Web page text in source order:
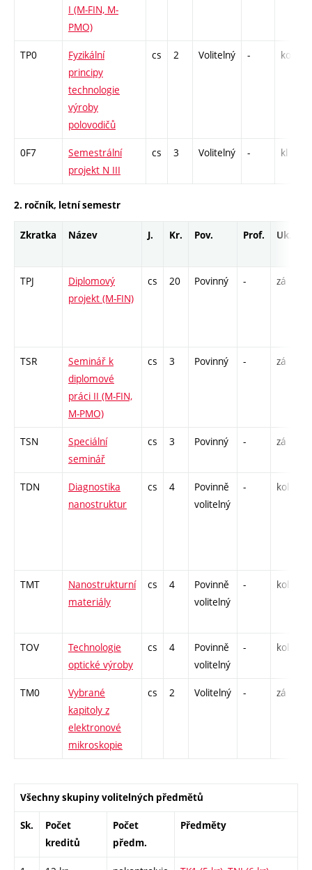
I (M-FIN, M-
PMO)
TP0
Fyzikální
principy
technologie
výroby
polovodičů
cs 2 Volitelný - kol
0F7
Semestrální
projekt N III
cs 3 Volitelný - kl
2. ročník, letní semestr
Zkratka Název J. Kr. Pov. Prof. Uk.
TPJ
Diplomový
projekt (M-FIN)
cs 20 Povinný - zá
TSR
Seminář k
diplomové
práci II (M-FIN,
M-PMO)
cs 3 Povinný - zá
TSN
Speciální
seminář
cs 3 Povinný - zá
TDN
Diagnostika
nanostruktur
cs 4
Povinně
volitelný
- kol
TMT
Nanostrukturní
materiály
cs 4
Povinně
volitelný
- kol
TOV
Technologie
optické výroby
cs 4
Povinně
volitelný
- kol
TM0
Vybrané
kapitoly z
elektronové
mikroskopie
cs 2 Volitelný - zá
Všechny skupiny volitelných předmětů
Sk.
Počet
kreditů
Počet
předm.
Předměty